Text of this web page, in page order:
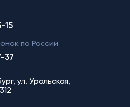
15
по России
37
ул. Уральская,